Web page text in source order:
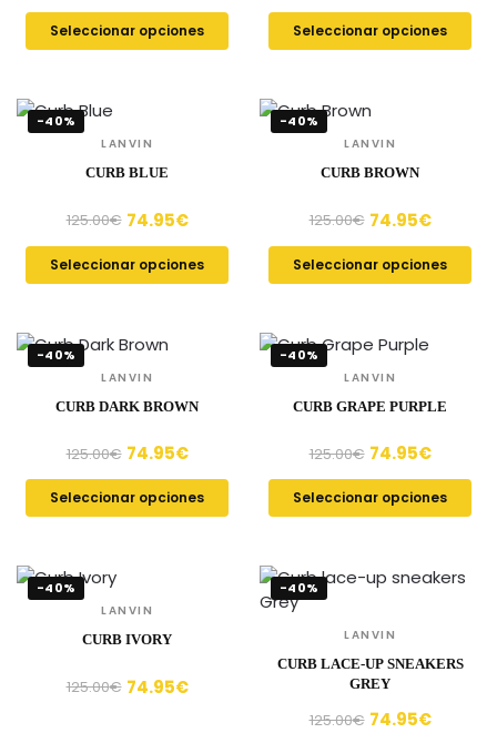
Seleccionar opciones Seleccionar opciones
-40%
LANVIN
CURB BLUE
125.00€ 74.95€
Seleccionar opciones
-40%
LANVIN
CURB BROWN
125.00€ 74.95€
Seleccionar opciones
-40%
LANVIN
CURB DARK BROWN
125.00€ 74.95€
Seleccionar opciones
-40%
LANVIN
CURB GRAPE PURPLE
125.00€ 74.95€
Seleccionar opciones
-40%
LANVIN
CURB IVORY
125.00€ 74.95€
-40%
LANVIN
CURB LACE-UP SNEAKERS
GREY
125.00€ 74.95€